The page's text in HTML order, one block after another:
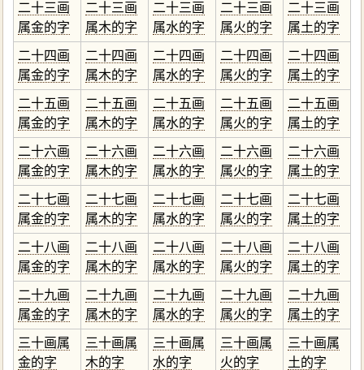
二十三画
属金的字
二十三画
属木的字
二十三画
属水的字
二十三画
属火的字
二十三画
属土的字
二十四画
属金的字
二十四画
属木的字
二十四画
属水的字
二十四画
属火的字
二十四画
属土的字
二十五画
属金的字
二十五画
属木的字
二十五画
属水的字
二十五画
属火的字
二十五画
属土的字
二十六画
属金的字
二十六画
属木的字
二十六画
属水的字
二十六画
属火的字
二十六画
属土的字
二十七画
属金的字
二十七画
属木的字
二十七画
属水的字
二十七画
属火的字
二十七画
属土的字
二十八画
属金的字
二十八画
属木的字
二十八画
属水的字
二十八画
属火的字
二十八画
属土的字
二十九画
属金的字
二十九画
属木的字
二十九画
属水的字
二十九画
属火的字
二十九画
属土的字
三十画属
金的字
三十画属
木的字
三十画属
水的字
三十画属
火的字
三十画属
土的字